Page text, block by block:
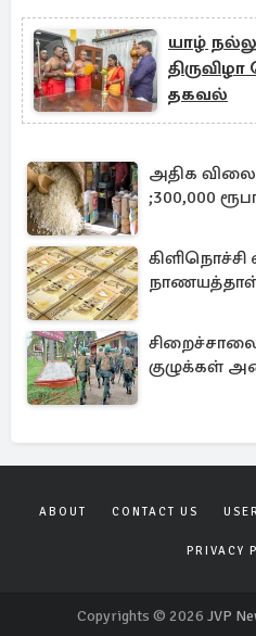
யாழ்
தகவல்
அதிக
;300,000
குழுக்கள்
ABOUT CONTACT US
PRIVACY
Copyrights © 2026 JVP